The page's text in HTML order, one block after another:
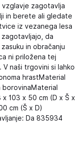
zagotavlja
in berete ali gledate
iz vezanega lesa
da
in obračanju
ni priložena tej
naši trgovini si lahko
hrastMaterial
103 x 50 cm (D x Š x
cm (Š x D)
Da 835934